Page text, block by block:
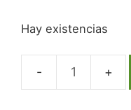
Hay existencias